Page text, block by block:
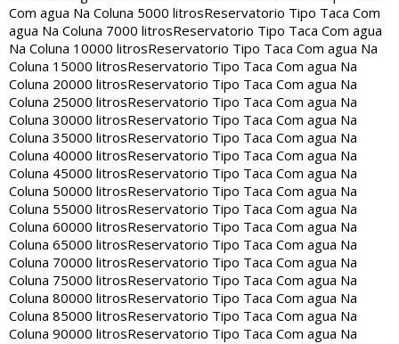
Com agua Na Coluna 5000 litrosReservatorio Tipo Taca Com
agua Na Coluna 7000 litrosReservatorio Tipo Taca Com agua
Na Coluna 10000 litrosReservatorio Tipo Taca Com agua Na
Coluna 15000 litrosReservatorio Tipo Taca Com agua Na
Coluna 20000 litrosReservatorio Tipo Taca Com agua Na
Coluna 25000 litrosReservatorio Tipo Taca Com agua Na
Coluna 30000 litrosReservatorio Tipo Taca Com agua Na
Coluna 35000 litrosReservatorio Tipo Taca Com agua Na
Coluna 40000 litrosReservatorio Tipo Taca Com agua Na
Coluna 45000 litrosReservatorio Tipo Taca Com agua Na
Coluna 50000 litrosReservatorio Tipo Taca Com agua Na
Coluna 55000 litrosReservatorio Tipo Taca Com agua Na
Coluna 60000 litrosReservatorio Tipo Taca Com agua Na
Coluna 65000 litrosReservatorio Tipo Taca Com agua Na
Coluna 70000 litrosReservatorio Tipo Taca Com agua Na
Coluna 75000 litrosReservatorio Tipo Taca Com agua Na
Coluna 80000 litrosReservatorio Tipo Taca Com agua Na
Coluna 85000 litrosReservatorio Tipo Taca Com agua Na
Coluna 90000 litrosReservatorio Tipo Taca Com agua Na